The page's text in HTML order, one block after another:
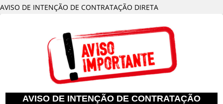
AVISO DE INTENÇÃO DE CONTRATAÇÃO DIRETA
AVISO DE INTENÇÃO DE CONTRATAÇÃO